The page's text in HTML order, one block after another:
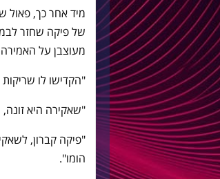
מיד אחר כך, פאול
של פיקה שחזר
מעוצבן על
"הקדישו לו
"שאקירה היא
"פיקה קברון,
הומו".